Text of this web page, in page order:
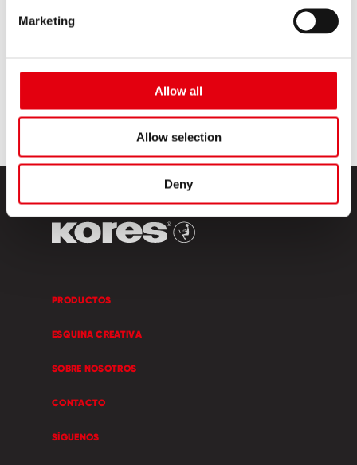
Marketing
Allow all
Allow selection
Deny
Ilumina tu escritorio!
PRODUCTOS
ESQUINA CREATIVA
SOBRE NOSOTROS
CONTACTO
SÍGUENOS